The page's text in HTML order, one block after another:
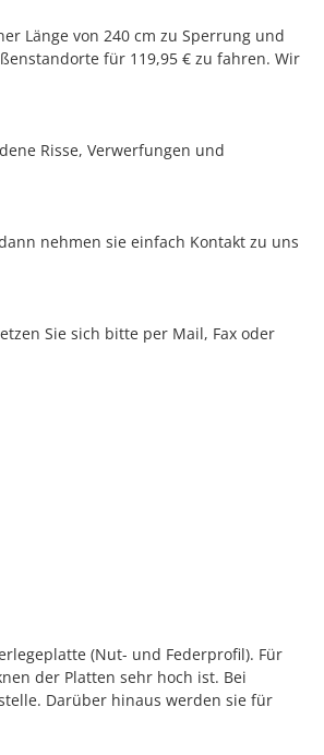
Länge von 240 cm zu Sperrung und
für 119,95 € zu fahren. Wir
Risse, Verwerfungen und
nehmen sie einfach Kontakt zu uns
Sie sich bitte per Mail, Fax oder
(Nut- und Federprofil). Für
der Platten sehr hoch ist. Bei
Darüber hinaus werden sie für